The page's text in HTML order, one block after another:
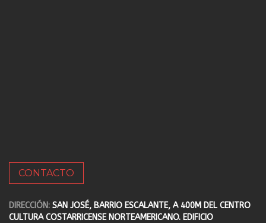
CONTACTO
DIRECCIÓN: SAN JOSÉ, BARRIO ESCALANTE, A 400M DEL CENTRO
CULTURA COSTARRICENSE NORTEAMERICANO. EDIFICIO